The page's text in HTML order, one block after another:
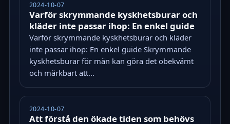
2024-10-07
Varför skrymmande kyskhetsburar och
kläder inte passar ihop: En enkel guide
Varför skrymmande kyskhetsburar och kläder
inte passar ihop: En enkel guide Skrymmande
kyskhetsburar för män kan göra det obekvämt
och märkbart att...
2024-10-07
Att förstå den ökade tiden som behövs